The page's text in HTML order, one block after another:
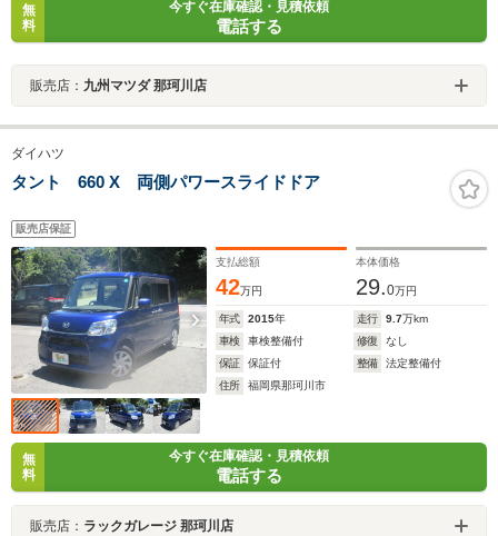
無
料
今すぐ在庫確認・見積依頼
電話する
販売店： 九州マツダ 那珂川店
ダイハツ
タント 660 X 両側パワースライドドア
販売店保証
支払総額
42万円
本体価格
29.0万円
年式 2015年 走行 9.7万km
車検
車検整備付 修復
なし
保証
保証付 整備
法定整備付
住所
福岡県那珂川市
無
料
今すぐ在庫確認・見積依頼
電話する
販売店： ラックガレージ 那珂川店